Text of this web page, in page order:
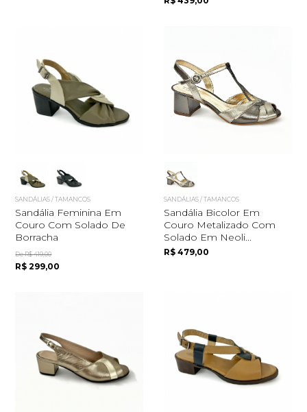
SANDÁLIAS / TAMANCOS
Sandália Feminina Em
Couro Com Solado De
Borracha
De R$ 419,00
R$ 299,00
SANDÁLIAS / TAMANCOS
Sandália Bicolor Em
Couro Metalizado Com
Solado Em Neoli...
R$ 479,00